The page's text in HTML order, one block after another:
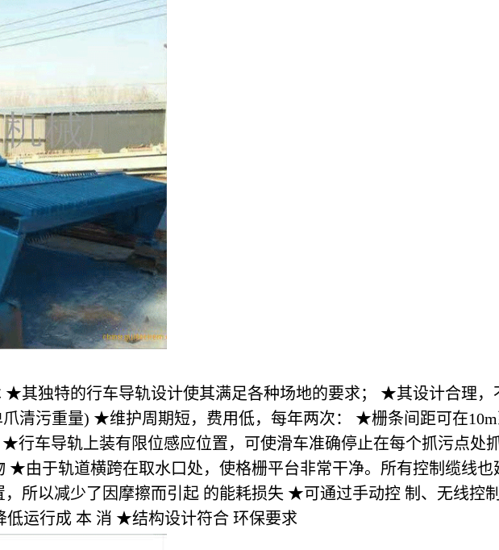
其独特的行车导轨设计使其满足各种场地的要求； ★其设计合理
清污重量) ★维护周期短，费用低，每年两次： ★栅条间距可在
行车导轨上装有限位感应位置，可使滑车准确停止在每个抓污点处
★由于轨道横跨在取水口处，使格栅平台非常干净。所有控制缆线
所以减少了因摩擦而引起 的能耗损失 ★可通过手动控 制、无线控
运行成 本 消 ★结构设计符合 环保要求